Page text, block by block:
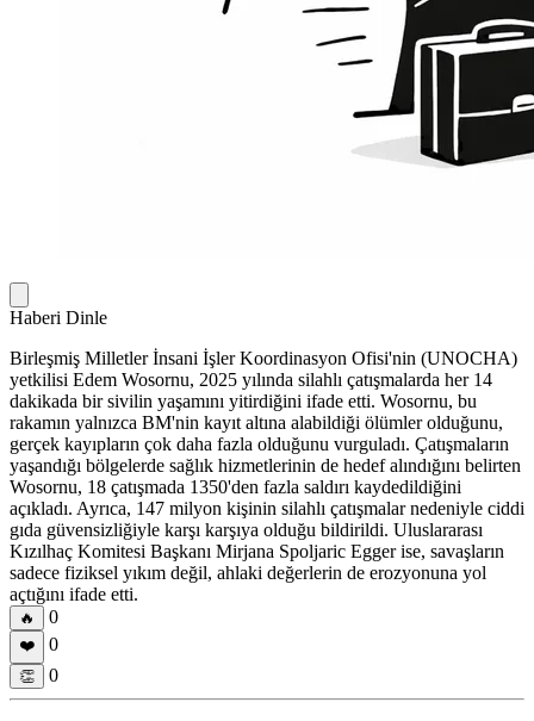
Haberi Dinle
Birleşmiş Milletler İnsani İşler Koordinasyon Ofisi'nin (UNOCHA)
yetkilisi Edem Wosornu, 2025 yılında silahlı çatışmalarda her 14
dakikada bir sivilin yaşamını yitirdiğini ifade etti. Wosornu, bu
rakamın yalnızca BM'nin kayıt altına alabildiği ölümler olduğunu,
gerçek kayıpların çok daha fazla olduğunu vurguladı. Çatışmaların
yaşandığı bölgelerde sağlık hizmetlerinin de hedef alındığını belirten
Wosornu, 18 çatışmada 1350'den fazla saldırı kaydedildiğini
açıkladı. Ayrıca, 147 milyon kişinin silahlı çatışmalar nedeniyle ciddi
gıda güvensizliğiyle karşı karşıya olduğu bildirildi. Uluslararası
Kızılhaç Komitesi Başkanı Mirjana Spoljaric Egger ise, savaşların
sadece fiziksel yıkım değil, ahlaki değerlerin de erozyonuna yol
açtığını ifade etti.
🔥 0
❤️ 0
👏 0